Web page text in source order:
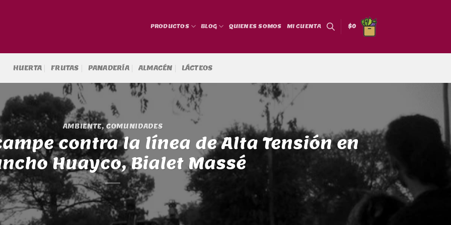
PRODUCTOS BLOG QUIENES SOMOS MI CUENTA $0
HUERTA FRUTAS PANADERÍA ALMACÉN LÁCTEOS
AMBIENTE,COMUNIDADES
contra la línea de Alta Tensión en
Huayco, Bialet Massé